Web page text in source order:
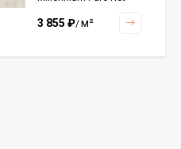
3 855 ₽/м²